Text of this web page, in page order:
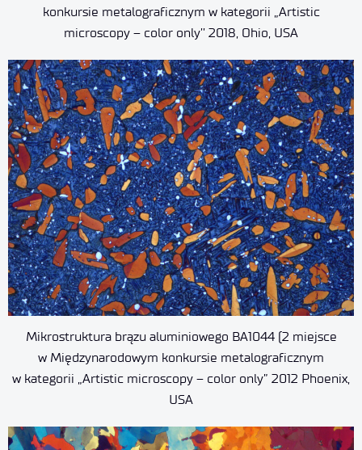
konkursie metalograficznym w kategorii „Artistic
microscopy – color only’’ 2018, Ohio, USA
Mikrostruktura brązu aluminiowego BA1044 (2 miejsce
w Międzynarodowym konkursie metalograficznym
w kategorii „Artistic microscopy – color only” 2012 Phoenix,
USA